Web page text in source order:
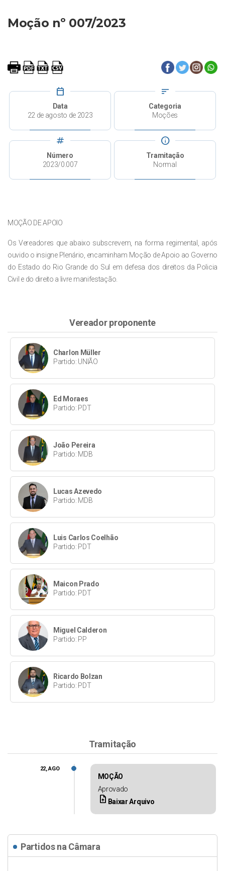
Moção nº 007/2023
calendar_today
Data
22 de agosto de 2023
sort
Categoria
Moções
tag
Número
2023/0.007
info
Tramitação
Normal
MOÇÃO DE APOIO
Os Vereadores que abaixo subscrevem, na forma regimental, após
ouvido o insigne Plenário, encaminham Moção de Apoio ao Governo
do Estado do Rio Grande do Sul em defesa dos direitos da Policia
Civil e do direito a livre manifestação.
Vereador proponente
Charlon Müller
Partido: UNIÃO
Ed Moraes
Partido: PDT
João Pereira
Partido: MDB
Lucas Azevedo
Partido: MDB
Luis Carlos Coelhão
Partido: PDT
Maicon Prado
Partido: PDT
Miguel Calderon
Partido: PP
Ricardo Bolzan
Partido: PDT
Tramitação
MOÇÃO
Aprovado
upload_file Baixar Arquivo
22, AGO
Partidos na Câmara